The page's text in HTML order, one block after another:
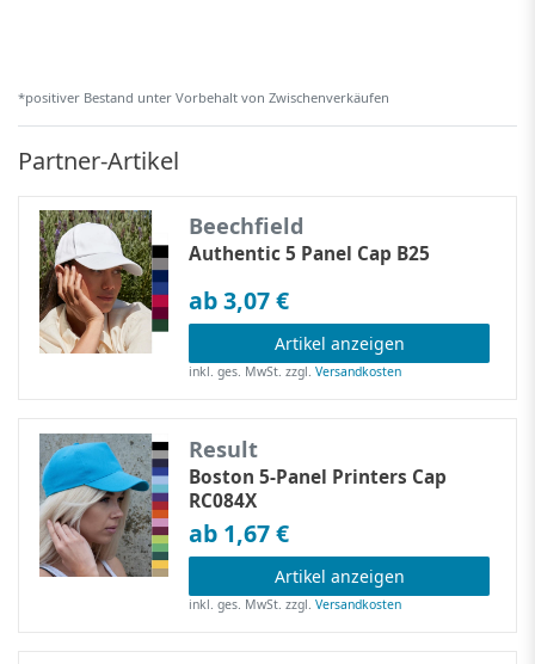
*positiver Bestand unter Vorbehalt von Zwischenverkäufen
Partner-Artikel
Beechfield
Authentic 5 Panel Cap B25
ab 3,07 €
Artikel anzeigen
inkl. ges. MwSt. zzgl.Versandkosten
Result
Boston 5-Panel Printers Cap
RC084X
ab 1,67 €
Artikel anzeigen
inkl. ges. MwSt. zzgl.Versandkosten